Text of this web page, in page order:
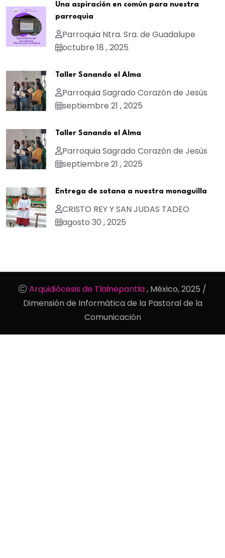
Una aspiración en común para nuestra
parroquia
Parroquia Ntra. Sra. de Guadalupe
octubre 18 , 2025
Taller Sanando el Alma
Parroquia Sagrado Corazón de Jesús
septiembre 21 , 2025
Taller Sanando el Alma
Parroquia Sagrado Corazón de Jesús
septiembre 21 , 2025
Entrega de sotana a nuestra monaguilla
CRISTO REY Y SAN JUDAS TADEO
agosto 30 , 2025
Arquidiócesis de Tlalnepantla, México, 2025 /
Dimensión de Informática de la Pastoral de la
Comunicación